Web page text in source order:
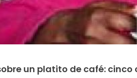
un platito de café: